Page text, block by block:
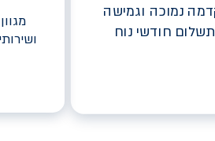
נמוכה וגמישה
חודשי נוח